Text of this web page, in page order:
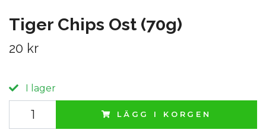
Tiger Chips Ost (70g)
20 kr
I lager
LÄGG I KORGEN